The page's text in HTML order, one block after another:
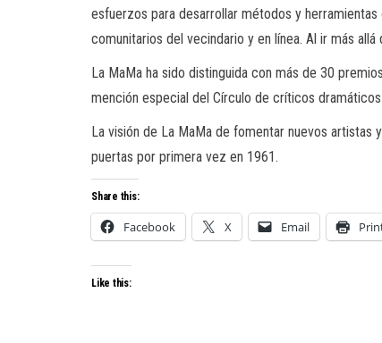
esfuerzos para desarrollar métodos y
comunitarios del vecindario y en línea. Al ir más
La MaMa ha sido distinguida con más de 30
mención especial del Círculo de críticos
La visión de La MaMa de fomentar nuevos
puertas por primera vez en 1961.
Share this:
Facebook X Email
Like this: